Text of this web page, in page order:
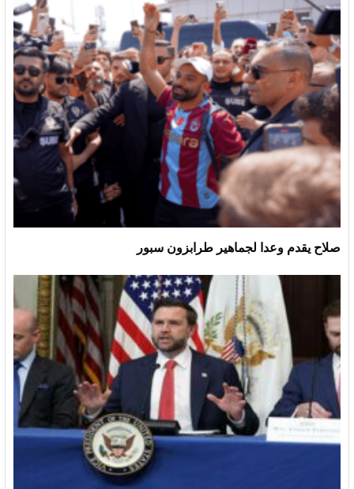
صلاح يقدم وعدا لجماهير طرابزون سبور